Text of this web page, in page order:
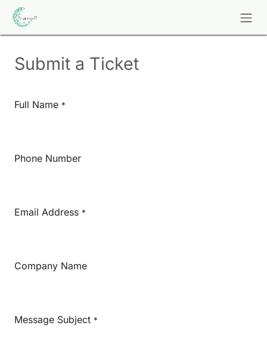
Overslaan naar inhoud
Submit a Ticket
Full Name *
Phone Number
Email Address *
Company Name
Message Subject *